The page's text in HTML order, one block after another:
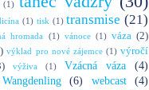
(1)
(1) tisk (1) transmise (21)
hromada (1) vánoce (1) váza (2)
výklad pro nové zájemce (1) výročí
výživa (1) Vzácná váza (4)
Wangdenling (6) webcast (4)